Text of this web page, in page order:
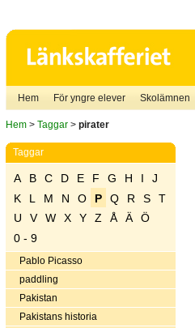
Hem För yngre elever Skolämnen
Hem> Taggar> pirater
Taggar
A B C D E F G H I
J
K
L M N O P Q R S
T
U
V W X Y Z Å Ä
Ö
0 - 9
Pablo Picasso
paddling
Pakistan
Pakistans historia